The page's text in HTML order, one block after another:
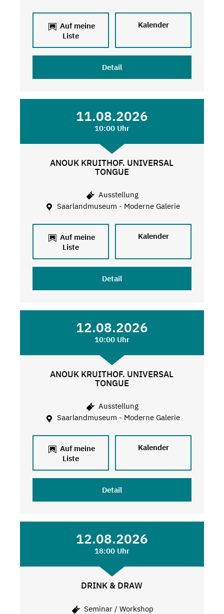
Auf meine
Liste
Kalender
Detail
11.08.2026
10:00 Uhr
ANOUK KRUITHOF. UNIVERSAL
TONGUE
Ausstellung
Saarlandmuseum - Moderne Galerie
Auf meine
Liste
Kalender
Detail
12.08.2026
10:00 Uhr
ANOUK KRUITHOF. UNIVERSAL
TONGUE
Ausstellung
Saarlandmuseum - Moderne Galerie
Auf meine
Liste
Kalender
Detail
12.08.2026
18:00 Uhr
DRINK & DRAW
Seminar / Workshop